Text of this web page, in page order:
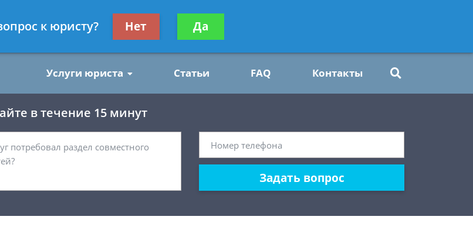
Получите консультацию
бесплатно
Услуги юриста Статьи FAQ Контакты
в течение 15 минут
Задать вопрос
к юристу? Нет Да